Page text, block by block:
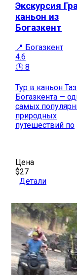
Экскурсия
каньон из
Богазкент
📍 Богазкент
4.6
🕒 8
Тур в каньон
Богазкента —
самых
природных
путешествий по
Цена
$27
Детали